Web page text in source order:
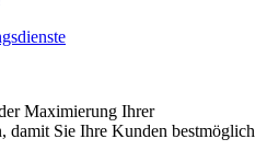
Maximierung Ihrer
damit Sie Ihre Kunden bestmöglich